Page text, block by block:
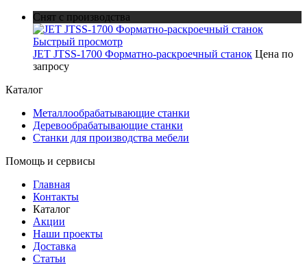
Снят с производства
Быстрый просмотр
JET JTSS-1700 Форматно-раскроечный станок Цена по
запросу
Каталог
Металлообрабатывающие станки
Деревообрабатывающие станки
Станки для производства мебели
Помощь и сервисы
Главная
Контакты
Каталог
Акции
Наши проекты
Доставка
Статьи